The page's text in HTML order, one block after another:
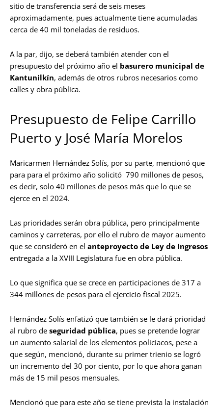
sitio de transferencia será de seis meses
aproximadamente, pues actualmente tiene acumuladas
cerca de 40 mil toneladas de residuos.
A la par, dijo, se deberá también atender con el
presupuesto del próximo año el basurero municipal de
Kantunilkín, además de otros rubros necesarios como
calles y obra pública.
Presupuesto de Felipe Carrillo
Puerto y José María Morelos
Maricarmen Hernández Solís, por su parte, mencionó que
para para el próximo año solicitó 790 millones de pesos,
es decir, solo 40 millones de pesos más que lo que se
ejerce en el 2024.
Las prioridades serán obra pública, pero principalmente
caminos y carreteras, por ello el rubro de mayor aumento
que se consideró en el anteproyecto de Ley de Ingresos
entregada a la XVIII Legislatura fue en obra pública.
Lo que significa que se crece en participaciones de 317 a
344 millones de pesos para el ejercicio fiscal 2025.
Hernández Solís enfatizó que también se le dará prioridad
al rubro de seguridad pública, pues se pretende lograr
un aumento salarial de los elementos policiacos, pese a
que según, mencionó, durante su primer trienio se logró
un incremento del 30 por ciento, por lo que ahora ganan
más de 15 mil pesos mensuales.
Mencionó que para este año se tiene prevista la instalación